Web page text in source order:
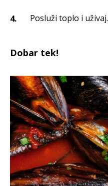
Posluži toplo i uživaj.
Dobar tek!